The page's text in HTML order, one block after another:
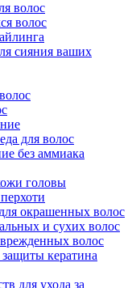
волос
волос
сияния ваших
для волос
без аммиака
головы
окрашенных волос
и сухих волос
волос
кератина
для ухода за